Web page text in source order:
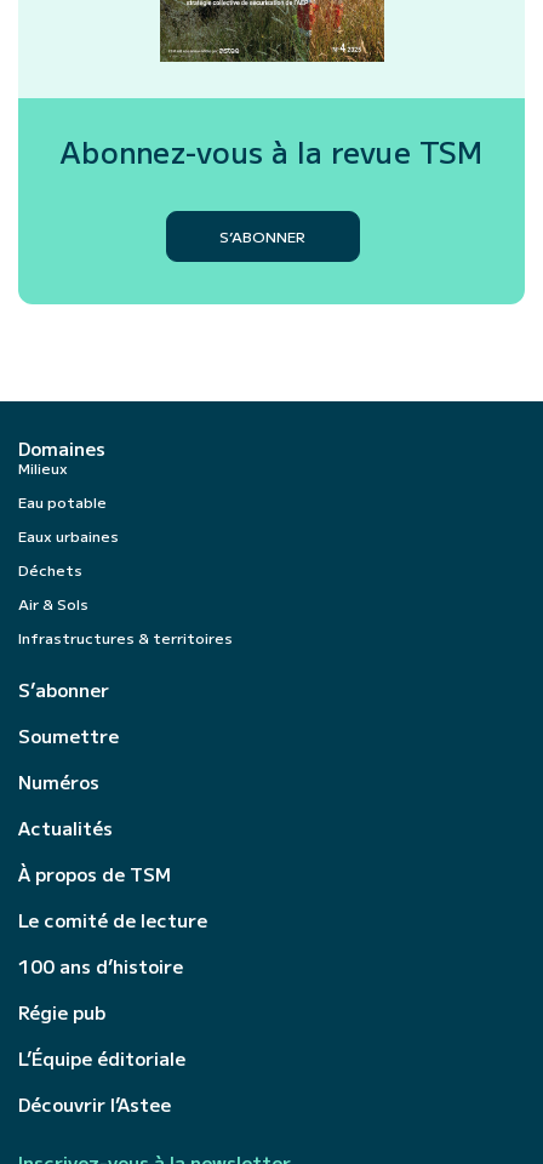
Abonnez-vous à la revue TSM
S’ABONNER
Domaines
Milieux
Eau potable
Eaux urbaines
Déchets
Air & Sols
Infrastructures & territoires
S’abonner
Soumettre
Numéros
Actualités
À propos de TSM
Le comité de lecture
100 ans d’histoire
Régie pub
L’Équipe éditoriale
Découvrir l’Astee